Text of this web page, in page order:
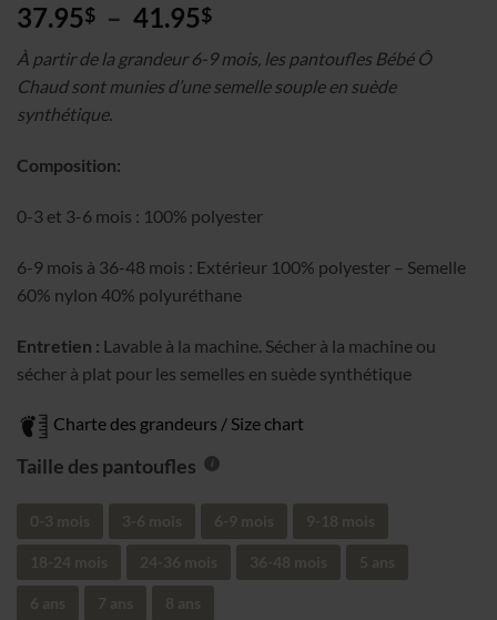
37.95$ – 41.95$Plage
prix :
37.95$
À partir de la grandeur 6-9 mois, les pantoufles Bébé Ô
Chaud sont munies d’une semelle souple en suède
synthétique.
Composition:
0-3 et 3-6 mois : 100% polyester
6-9 mois à 36-48 mois : Extérieur 100% polyester – Semelle
60% nylon 40% polyuréthane
Entretien : Lavable à la machine. Sécher à la machine ou
sécher à plat pour les semelles en suède synthétique
Charte des grandeurs / Size chart
Taille des pantoufles
0-3 mois 3-6 mois 6-9 mois 9-18 mois
18-24 mois 24-36 mois 36-48 mois 5 ans
6 ans 7 ans 8 ans